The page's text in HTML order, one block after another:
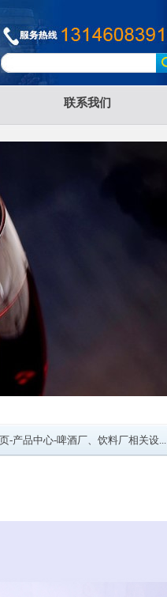
联系我们
-产品中心-啤酒厂、饮料厂相关设...